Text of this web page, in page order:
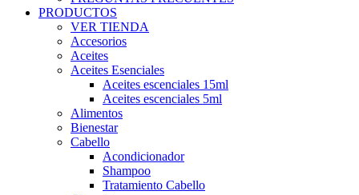
PRODUCTOS
VER TIENDA
Accesorios
Aceites
Aceites Esenciales
Aceites escenciales 15ml
Aceites escenciales 5ml
Alimentos
Bienestar
Cabello
Acondicionador
Shampoo
Tratamiento Cabello